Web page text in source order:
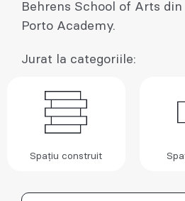
Behrens School of Arts
Porto Academy.
Jurat la categoriile:
Spațiu construit